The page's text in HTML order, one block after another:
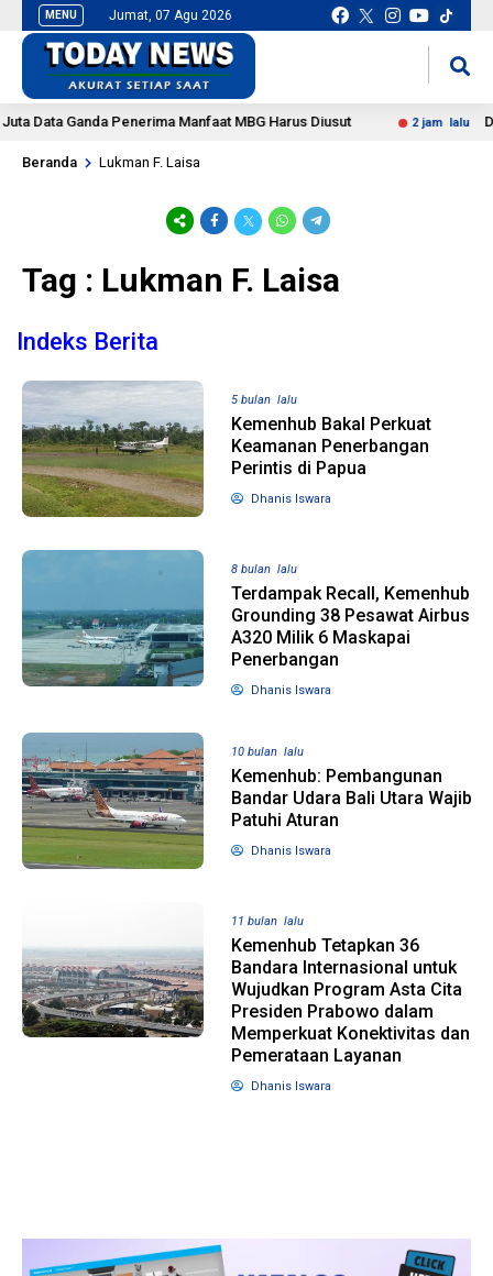
MENU Jumat, 07 Agu 2026
Data Ganda Penerima Manfaat MBG Harus Diusut 2 jam lalu
Beranda Lukman F. Laisa
Tag : Lukman F. Laisa
Indeks Berita
5 bulan lalu
Kemenhub Bakal Perkuat
Keamanan Penerbangan
Perintis di Papua
Dhanis Iswara
8 bulan lalu
Terdampak Recall, Kemenhub
Grounding 38 Pesawat Airbus
A320 Milik 6 Maskapai
Penerbangan
Dhanis Iswara
10 bulan lalu
Kemenhub: Pembangunan
Bandar Udara Bali Utara Wajib
Patuhi Aturan
Dhanis Iswara
11 bulan lalu
Kemenhub Tetapkan 36
Bandara Internasional untuk
Wujudkan Program Asta Cita
Presiden Prabowo dalam
Memperkuat Konektivitas dan
Pemerataan Layanan
Dhanis Iswara
Pilkada 2024, Legislator
Ragukan SDM Bawaslu
Keputusan
Capres-